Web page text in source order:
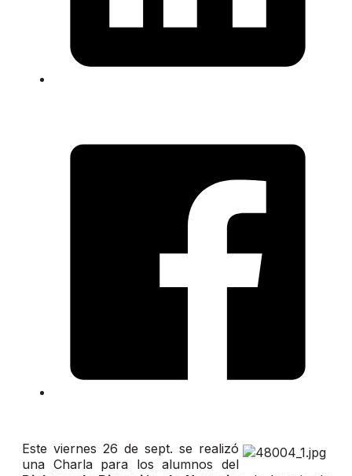
Este viernes 26 de sept. se realizó
una Charla para los alumnos del